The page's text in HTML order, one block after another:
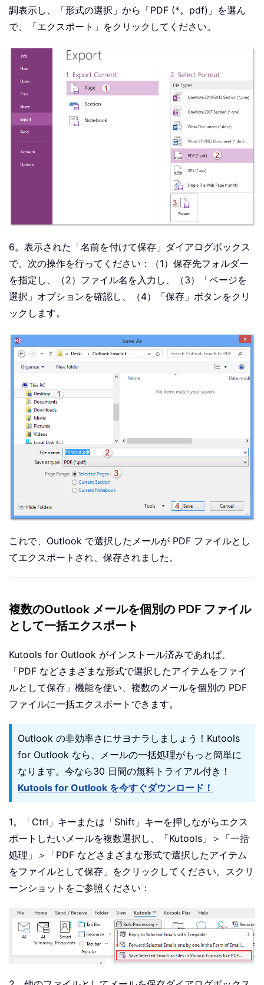
調表示し、「形式の選択」から「PDF (*。pdf)」を選ん
で、「エクスポート」をクリックしてください。
6。表示された「名前を付けて保存」ダイアログボックス
で、次の操作を行ってください：（1）保存先フォルダー
を指定し、（2）ファイル名を入力し、（3）「ページを
選択」オプションを確認し、（4）「保存」ボタンをクリ
ックします。
これで、Outlook で選択したメールが PDF ファイルとし
てエクスポートされ、保存されました。
複数のOutlook メールを個別の PDF ファイル
として一括エクスポート
Kutools for Outlook がインストール済みであれば、
「PDF などさまざまな形式で選択したアイテムをファイ
ルとして保存」機能を使い、複数のメールを個別の PDF
ファイルに一括エクスポートできます。
Outlook の非効率さにサヨナラしましょう！Kutools
for Outlook なら、メールの一括処理がもっと簡単に
なります。今なら30 日間の無料トライアル付き！
Kutools for Outlook を今すぐダウンロード！
1。「Ctrl」キーまたは「Shift」キーを押しながらエクス
ポートしたいメールを複数選択し、「Kutools」＞「一括
処理」＞「PDF などさまざまな形式で選択したアイテム
をファイルとして保存」をクリックしてください。スクリ
ーンショットをご参照ください：